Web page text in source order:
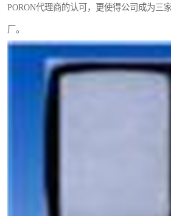
PORON代理商的认可，更使得公司成为三
厂。